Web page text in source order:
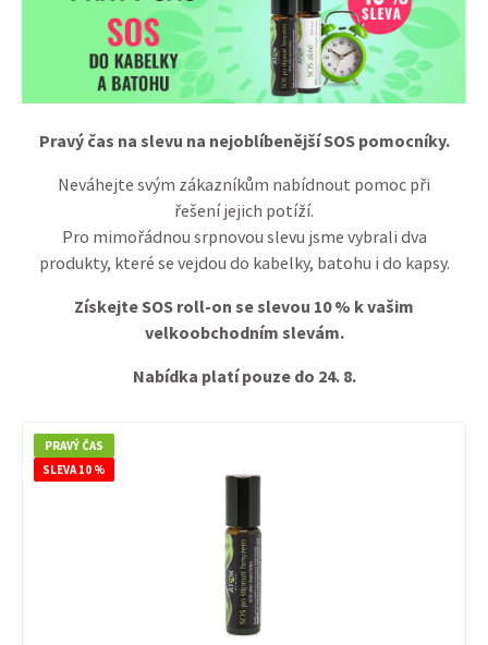
Pravý čas na slevu na nejoblíbenější SOS pomocníky.
Neváhejte svým zákazníkům nabídnout pomoc při
řešení jejich potíží.
Pro mimořádnou srpnovou slevu jsme vybrali dva
produkty, které se vejdou do kabelky, batohu i do kapsy.
Získejte SOS roll-on se slevou 10 % k vašim
velkoobchodním slevám.
Nabídka platí pouze do 24. 8.
PRAVÝ ČAS
SLEVA 10 %